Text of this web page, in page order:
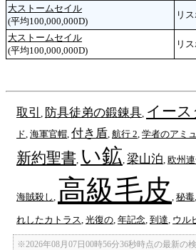
大ストームセイル
(平均100,000,000D)
リ
大ストームセイル
(平均100,000,000D)
リ
取引 防具徒弟の鍛錬具 イース
ド 海軍官帽 付き盾 航行 2 学者のアミ
新約聖書 い鉱 梁山泊 欧州
海賊殺し 高級毛皮 秘毒
れしたカトラス 光復の 年記念 到達 ウル
※2026年08月07日00時56分36秒時点の最新の